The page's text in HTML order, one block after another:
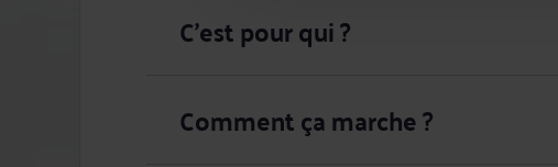
C'est pour qui ?
Comment ça marche ?